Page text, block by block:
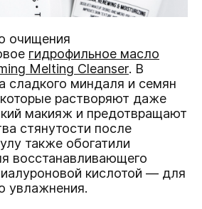
очищения
гидрофильное масло
Melting Cleanser. В
сладкого миндаля и семян
растворяют даже
макияж и предотвращают
стянутости после
также обогатили
восстанавливающего
кислотой — для
увлажнения.